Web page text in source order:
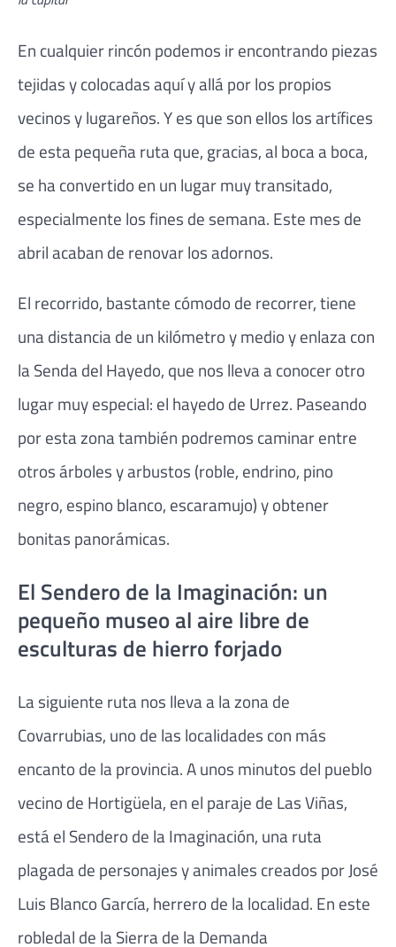
En cualquier rincón podemos ir encontrando piezas
tejidas y colocadas aquí y allá por los propios
vecinos y lugareños. Y es que son ellos los artífices
de esta pequeña ruta que, gracias, al boca a boca,
se ha convertido en un lugar muy transitado,
especialmente los fines de semana. Este mes de
abril acaban de renovar los adornos.
El recorrido, bastante cómodo de recorrer, tiene
una distancia de un kilómetro y medio y enlaza con
la Senda del Hayedo, que nos lleva a conocer otro
lugar muy especial: el hayedo de Urrez. Paseando
por esta zona también podremos caminar entre
otros árboles y arbustos (roble, endrino, pino
negro, espino blanco, escaramujo) y obtener
bonitas panorámicas.
El Sendero de la Imaginación: un
pequeño museo al aire libre de
esculturas de hierro forjado
La siguiente ruta nos lleva a la zona de
Covarrubias, uno de las localidades con más
encanto de la provincia. A unos minutos del pueblo
vecino de Hortigüela, en el paraje de Las Viñas,
está el Sendero de la Imaginación, una ruta
plagada de personajes y animales creados por José
Luis Blanco García, herrero de la localidad. En este
robledal de la Sierra de la Demanda